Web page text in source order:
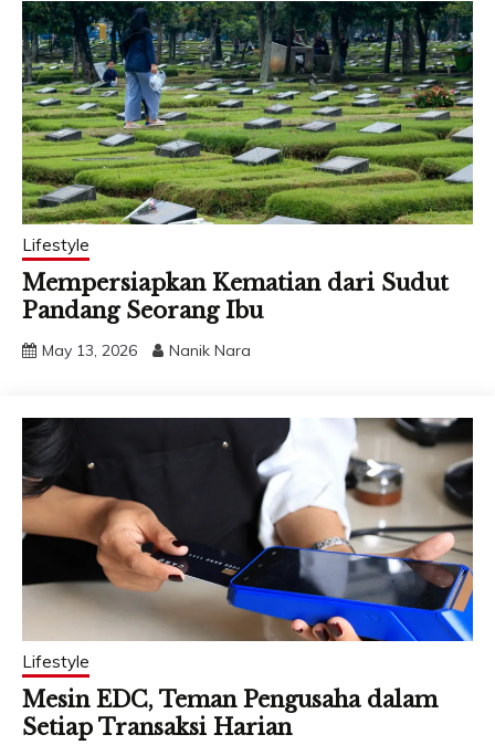
Lifestyle
Mempersiapkan Kematian dari Sudut
Pandang Seorang Ibu
May 13, 2026 Nanik Nara
Lifestyle
Mesin EDC, Teman Pengusaha dalam
Setiap Transaksi Harian